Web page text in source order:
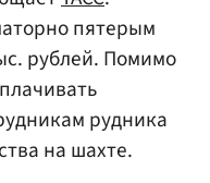
пятерым
рублей. Помимо
рудника
на шахте.